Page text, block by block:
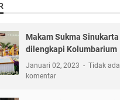
Makam Sukma Sinukarta
dilengkapi Kolumbarium
Januari 02, 2023
Tidak ada
komentar